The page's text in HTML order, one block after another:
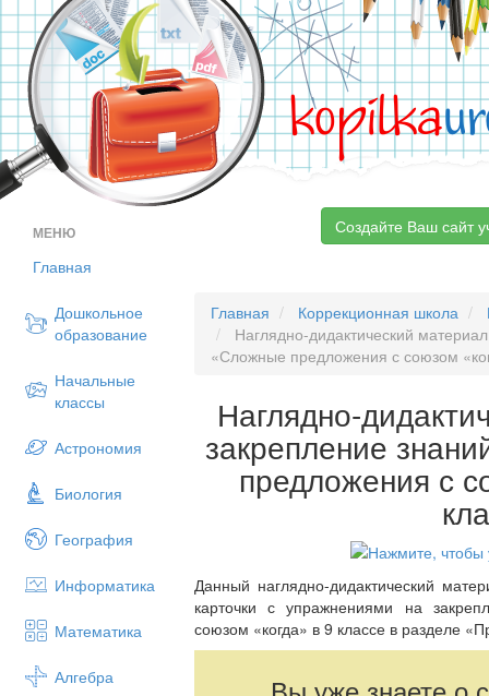
kopilka
МЕНЮ
Главная
Дошкольное
образование
Начальные
классы
Астрономия
Биология
География
Информатика
Математика
Алгебра
Создайте Ваш сайт
Главная Коррекционная школа
Наглядно-дидактический
«Сложные предложения с союзом
Наглядно-
закрепление
предложения с
Данный наглядно-дидактический
карточки с упражнениями на
союзом «когда» в 9 классе в разделе